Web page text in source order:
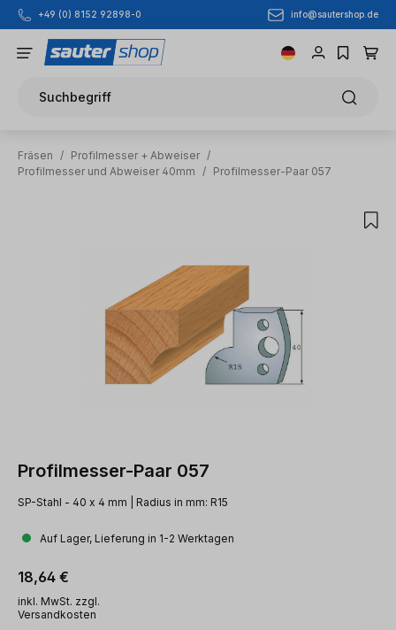
Zum Hauptinhalt springen
+49 (0) 8152 92898-0 info@sautershop.de
Suchbegriff
Fräsen / Profilmesser + Abweiser /
Profilmesser und Abweiser 40mm
/ Profilmesser-Paar 057
Profilmesser-Paar 057
SP-Stahl - 40 x 4 mm | Radius in mm: R15
Auf Lager, Lieferung in 1-2 Werktagen
Regulärer Preis:
18,64 €
inkl. MwSt. zzgl.
Versandkosten